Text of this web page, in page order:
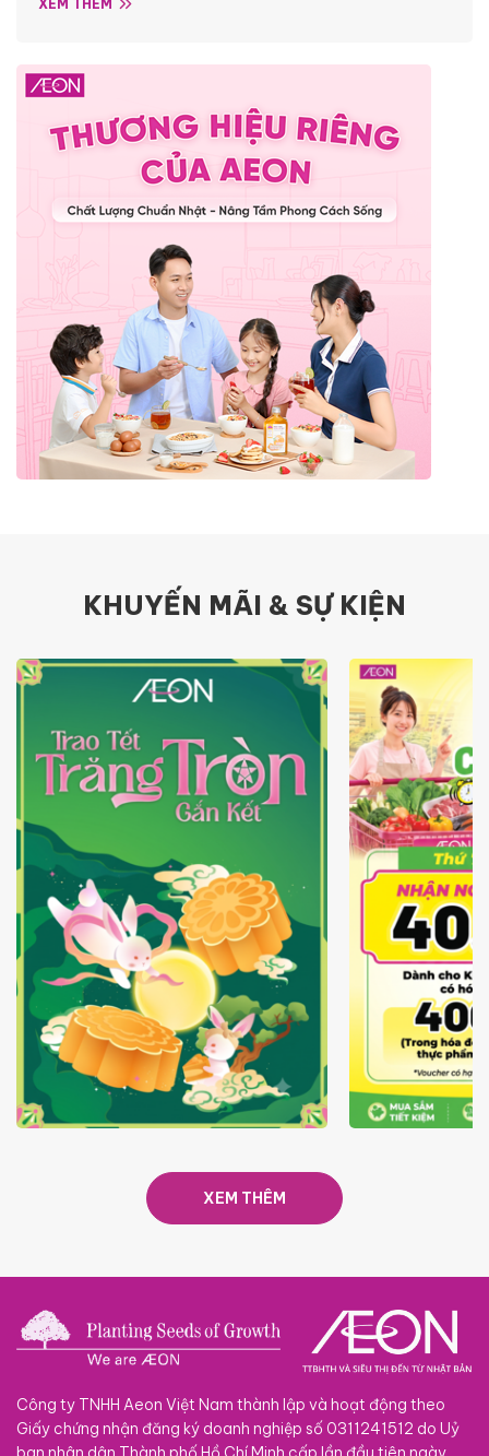
XEM THÊM
KHUYẾN MÃI & SỰ KIỆN
TRAO TẾT TRĂNG TRÒN GẮN
GIÁ LUÔN
XEM THÊM
Công ty TNHH Aeon Việt Nam thành lập và hoạt động theo
Giấy chứng nhận đăng ký doanh nghiệp số 0311241512 do Uỷ